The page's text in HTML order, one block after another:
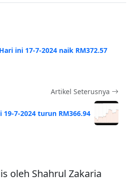
ini 17-7-2024 naik RM372.57
Artikel Seterusnya
19-7-2024 turun RM366.94
oleh Shahrul Zakaria